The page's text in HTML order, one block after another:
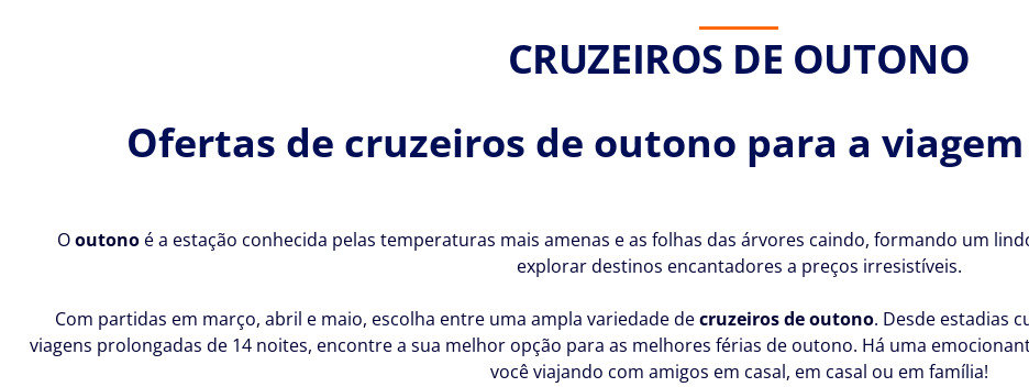
CRUZEIROS DE OUTONO
Ofertas de cruzeiros de outono para a
Ooutono é a estação conhecida pelas temperaturas mais amenas e as folhas das árvores caindo, formando um
explorar destinos encantadores a preços irresistíveis.
Com partidas em março, abril e maio, escolha entre uma ampla variedade decruzeiros de outono. Desde estadias
viagens prolongadas de 14 noites, encontre a sua melhor opção para as melhores férias de outono. Há uma
você viajando com amigos em casal, em casal ou em família!